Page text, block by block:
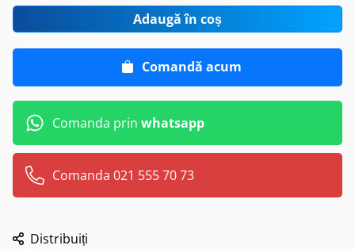
Adaugă în coș
Comandă acum
Comanda prin whatsapp
Comanda 021 555 70 73
Distribuiți